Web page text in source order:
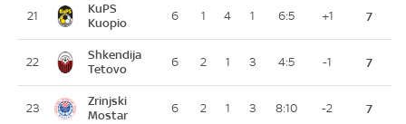
21
KuPS
Kuopio
6 1 4 1 6:5 +1 7
22
Shkendija
Tetovo
6 2 1 3 4:5 -1 7
23
Zrinjski
Mostar
6 2 1 3 8:10 -2 7